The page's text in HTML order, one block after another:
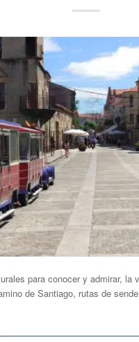
para conocer y admirar, la
de Santiago, rutas de